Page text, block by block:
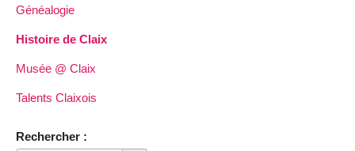
Généalogie
Histoire de Claix
Musée @ Claix
Talents Claixois
Rechercher :